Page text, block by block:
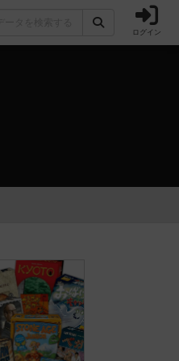
ログイン